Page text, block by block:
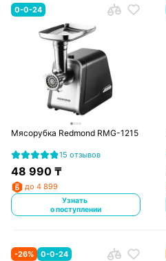
0-0-24
Мясорубка Redmond RMG-1215
15 отзывов
48 990₸
до 4 899
Узнать
о поступлении
-26% 0-0-24